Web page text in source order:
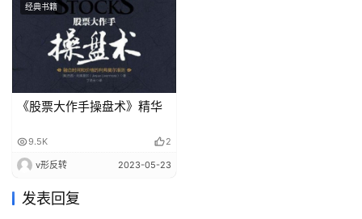
经典书籍
《股票大作手操盘术》精华
9.5K 2
v形反转 2023-05-23
发表回复